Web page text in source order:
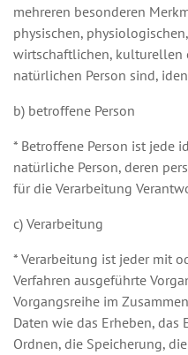
mehreren besonderen
physischen,
wirtschaftlichen, kulturellen
natürlichen Person sind,
b) betroffene Person
* Betroffene Person ist jede
natürliche Person, deren
für die Verarbeitung
c) Verarbeitung
* Verarbeitung ist jeder mit
Verfahren ausgeführte
Vorgangsreihe im
Daten wie das Erheben, das
Ordnen, die Speicherung,